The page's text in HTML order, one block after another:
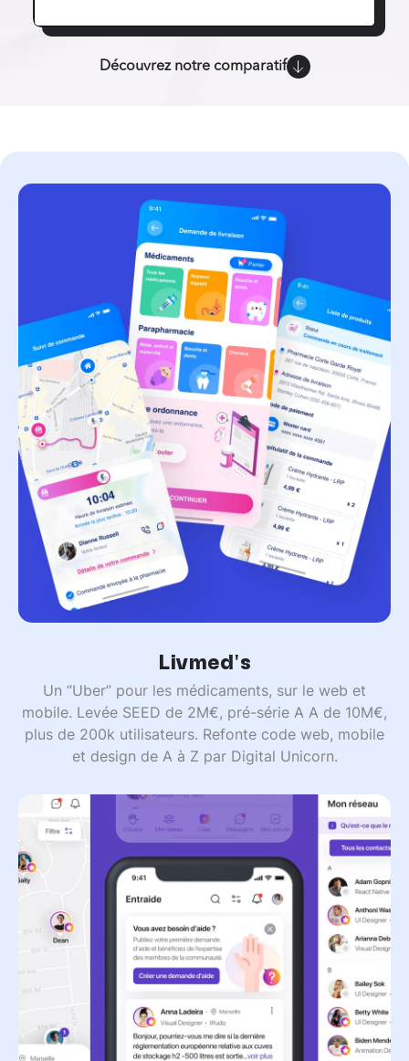
Découvrez notre comparatif
Livmed's
Un “Uber” pour les médicaments, sur le web et
mobile. Levée SEED de 2M€, pré-série A A de 10M€,
plus de 200k utilisateurs. Refonte code web, mobile
et design de A à Z par Digital Unicorn.